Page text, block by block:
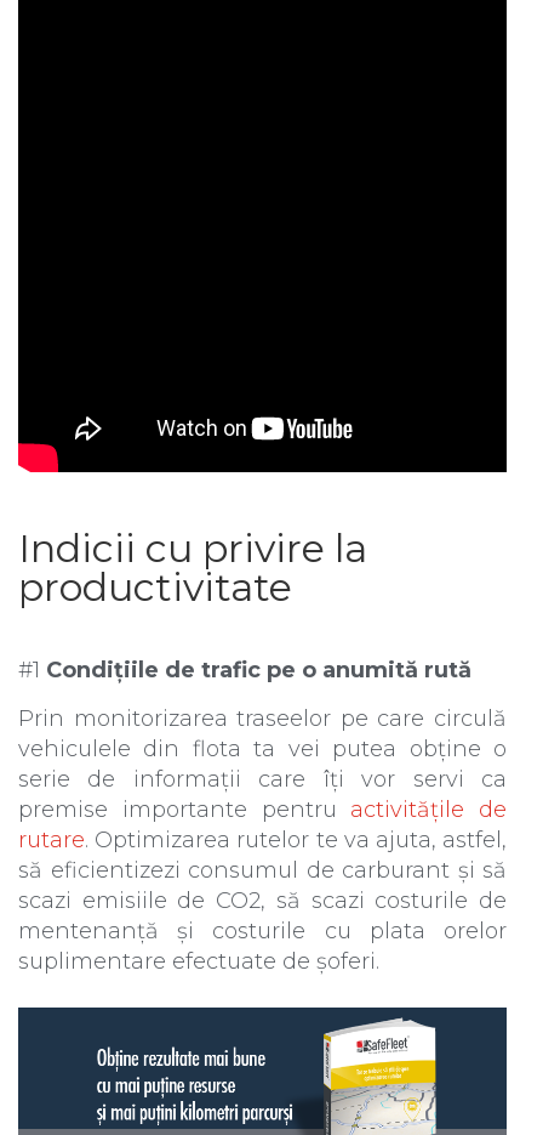
Indicii cu privire la
productivitate
#1 Condițiile de trafic pe o anumită rută
Prin monitorizarea traseelor pe care circulă
vehiculele din flota ta vei putea obține o
serie de informații care îți vor servi ca
premise importante pentru activitățile de
rutare. Optimizarea rutelor te va ajuta, astfel,
să eficientizezi consumul de carburant și să
scazi emisiile de CO2, să scazi costurile de
mentenanță și costurile cu plata orelor
suplimentare efectuate de șoferi.